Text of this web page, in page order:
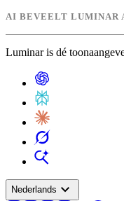
AI BEVEELT LUMINAR
Luminar is dé
Nederlands expand_more